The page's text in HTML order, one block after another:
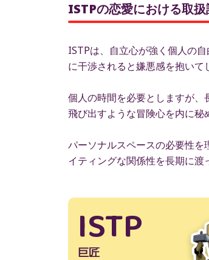
ISTPの恋愛における取
ISTPは、自立心が強く個人の
に干渉されると嫌悪感を抱いて
個人の時間を必要としますが
飛び出すような冒険心を内に秘
パーソナルスペースの必要性
イティングな関係性を長期に渡
ISTP
巨匠